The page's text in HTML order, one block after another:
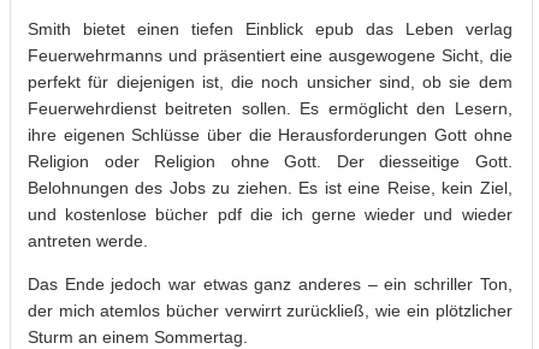
Smith bietet einen tiefen Einblick epub das Leben verlag
Feuerwehrmanns und präsentiert eine ausgewogene Sicht, die
perfekt für diejenigen ist, die noch unsicher sind, ob sie dem
Feuerwehrdienst beitreten sollen. Es ermöglicht den Lesern,
ihre eigenen Schlüsse über die Herausforderungen Gott ohne
Religion oder Religion ohne Gott. Der diesseitige Gott.
Belohnungen des Jobs zu ziehen. Es ist eine Reise, kein Ziel,
und kostenlose bücher pdf die ich gerne wieder und wieder
antreten werde.
Das Ende jedoch war etwas ganz anderes – ein schriller Ton,
der mich atemlos bücher verwirrt zurückließ, wie ein plötzlicher
Sturm an einem Sommertag.